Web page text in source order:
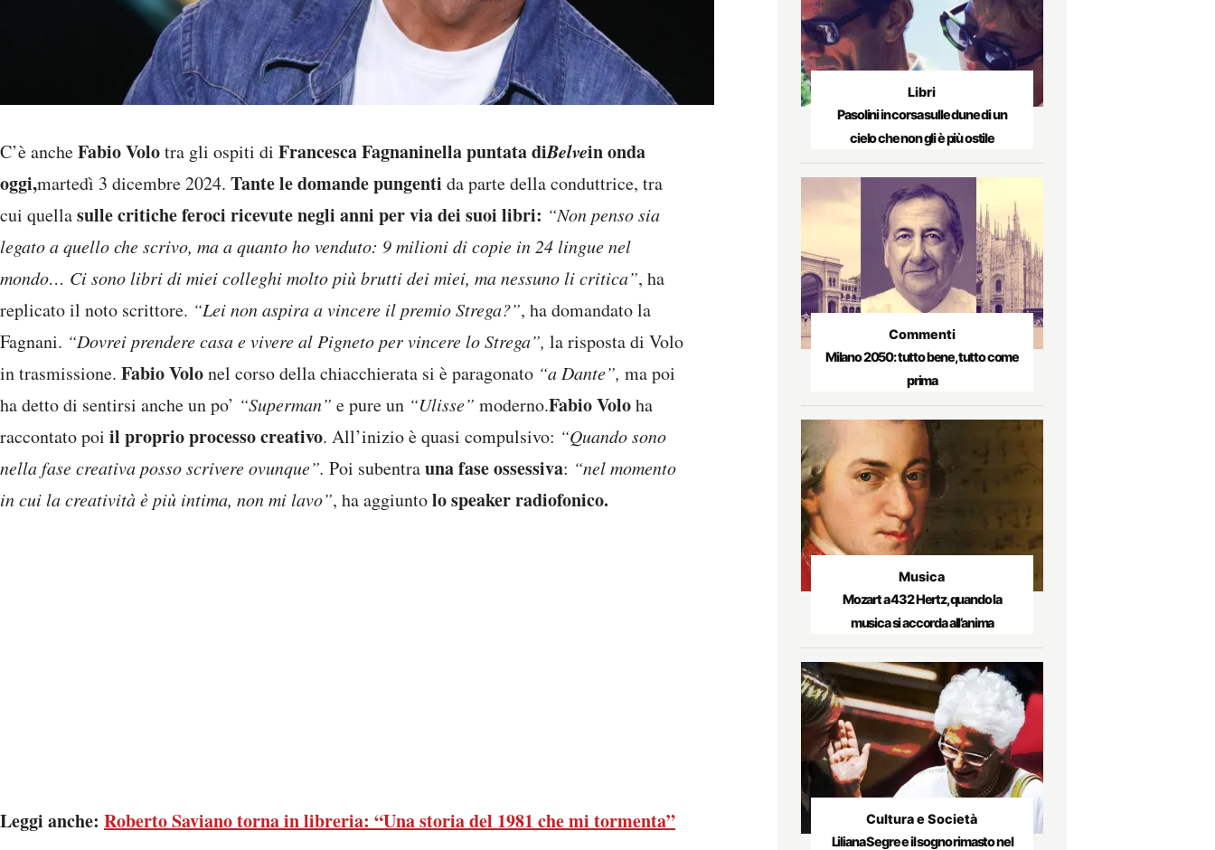
C’è ancheFabio Volotra gli ospiti di Francesca Fagnaninella puntata diBelvein onda
oggi,martedì 3 dicembre 2024. Tante le domande pungenti da parte della conduttrice, tra
cui quellasulle critiche feroci ricevute negli anni per via dei suoi libri: “Non penso sia
legato a quello che scrivo, ma a quanto ho venduto: 9 milioni di copie in 24 lingue nel
mondo… Ci sono libri di miei colleghi molto più brutti dei miei, ma nessuno li critica”, ha
replicato il noto scrittore. “Lei non aspira a vincere il premio Strega?”, ha domandato la
Fagnani. “Dovrei prendere casa e vivere al Pigneto per vincere lo Strega”, la risposta di Volo
in trasmissione. Fabio Volonel corso della chiacchierata si è paragonato “a Dante”, ma poi
ha detto di sentirsi anche un po’ “Superman” e pure un “Ulisse” moderno.Fabio Voloha
raccontato poi il proprio processo creativo. All’inizio è quasi compulsivo: “Quando sono
nella fase creativa posso scrivere ovunque”. Poi subentrauna fase ossessiva: “nel momento
in cui la creatività è più intima, non mi lavo”, ha aggiuntolo speaker radiofonico.
Leggi anche: Roberto Saviano torna in libreria: “Una storia del 1981 che mi tormenta”
Libri
Pasolini in corsa sulle dune di un
cielo che non gli è più ostile
Commenti
Milano 2050: tutto bene, tutto come
prima
Musica
Mozart a 432 Hertz, quando la
musica si accorda all’anima
Cultura e Società
Liliana Segre e il sogno rimasto nel